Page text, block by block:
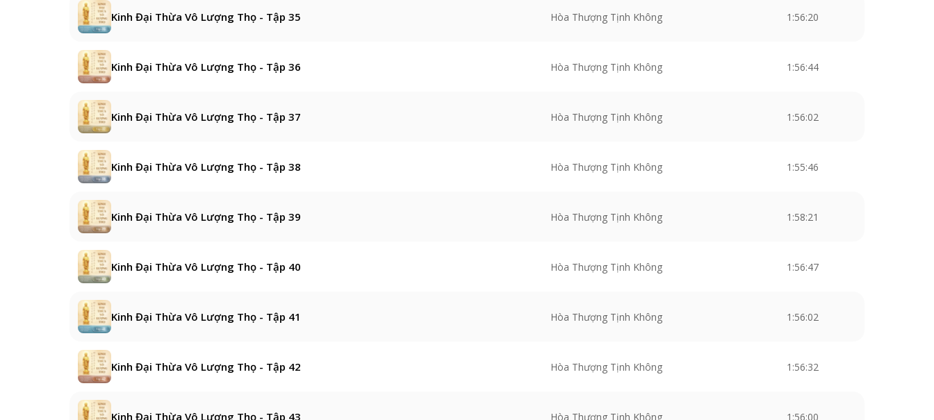
Kinh Đại Thừa Vô Lượng Thọ - Tập 35 Hòa Thượng Tịnh Không 1:56:20
Kinh Đại Thừa Vô Lượng Thọ - Tập 36 Hòa Thượng Tịnh Không 1:56:44
Kinh Đại Thừa Vô Lượng Thọ - Tập 37 Hòa Thượng Tịnh Không 1:56:02
Kinh Đại Thừa Vô Lượng Thọ - Tập 38 Hòa Thượng Tịnh Không 1:55:46
Kinh Đại Thừa Vô Lượng Thọ - Tập 39 Hòa Thượng Tịnh Không 1:58:21
Kinh Đại Thừa Vô Lượng Thọ - Tập 40 Hòa Thượng Tịnh Không 1:56:47
Kinh Đại Thừa Vô Lượng Thọ - Tập 41 Hòa Thượng Tịnh Không 1:56:02
Kinh Đại Thừa Vô Lượng Thọ - Tập 42 Hòa Thượng Tịnh Không 1:56:32
Kinh Đại Thừa Vô Lượng Thọ - Tập 43 Hòa Thượng Tịnh Không 1:56:00